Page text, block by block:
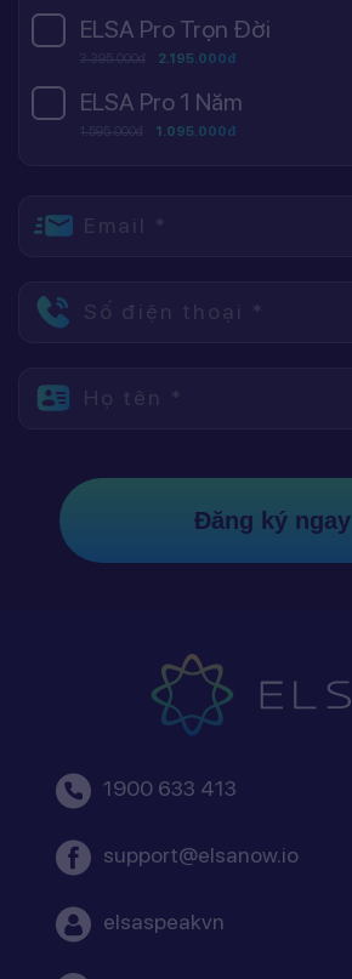
ELSA Pro Trọn Đời
3.395.000đ 2.195.000đ
ELSA Pro 1 Năm
1.595.000đ 1.095.000đ
Email *
Số điện thoại *
Họ tên *
Đăng ký ngay
1900 633 413
support@elsanow.io
elsaspeakvn